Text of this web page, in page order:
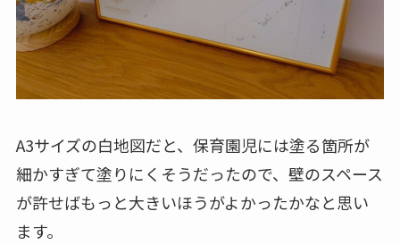
A3サイズの白地図だと、保育園児には塗る箇所が
細かすぎて塗りにくそうだったので、壁のスペース
が許せばもっと大きいほうがよかったかなと思い
ます。